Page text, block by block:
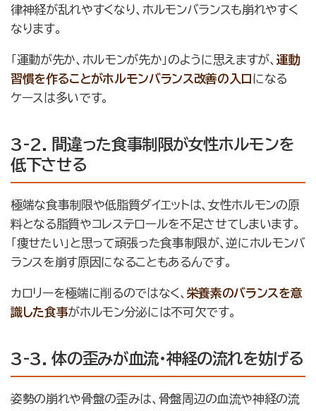
律神経が乱れやすくなり、ホルモンバランスも崩れやすく
なります。
「運動が先か、ホルモンが先か」のように思えますが、 運動
習慣を作ることがホルモンバランス改善の入口 になる
ケースは多いです。
3-2. 間違った食事制限が女性ホルモンを
低下させる
極端な食事制限や低脂質ダイエットは、女性ホルモンの原
料となる脂質やコレステロールを不足させてしまいます。
「痩せたい」と思って頑張った食事制限が、逆にホルモンバ
ランスを崩す原因になることもあるんです。
カロリーを極端に削るのではなく、 栄養素のバランスを意
識した食事がホルモン分泌には不可欠です。
3-3. 体の歪みが血流・神経の流れを妨げる
姿勢の崩れや骨盤の歪みは、骨盤周辺の血流や神経の流